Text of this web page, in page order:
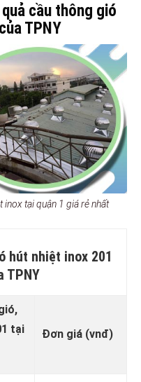
cầu thông gió
TPNY
inox tại quận 1 giá rẻ nhất
hút nhiệt inox 201
TPNY
tại
Đơn giá (vnđ)